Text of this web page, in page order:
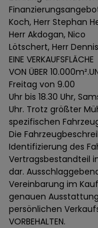
Koch, Herr Stephan
Herr Akdogan, Nico
Lötschert, Herr
EINE VERKAUFSFLÄCHE
VON ÜBER
Freitag von 9.00
Uhr bis 18.30 Uhr,
Uhr. Trotz größter
spezifischen
Die
Identifizierung des
Vertragsbestandteil
dar.
Vereinbarung im
genauen
persönlichen
VORBEHALTEN.